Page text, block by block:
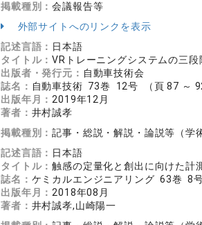
掲載種別：会議報告等
外部サイトへのリンクを表示
記述言語： 日本語
タイトル：VRトレーニングシステムの三
出版者・発行元： 自動車技術会
誌名： 自動車技術 73巻 12号 （頁 87 ～
出版年月： 2019年12月
著者： 井村誠孝
掲載種別：記事・総説・解説・論説等（学
記述言語： 日本語
タイトル：触感の定量化と創出に向けた計
誌名： ケミカルエンジニアリング 63巻 8
出版年月： 2018年08月
著者： 井村誠孝,山崎陽一